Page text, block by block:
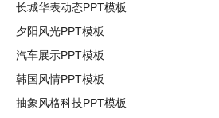
长城华表动态PPT模板
夕阳风光PPT模板
汽车展示PPT模板
韩国风情PPT模板
抽象风格科技PPT模板